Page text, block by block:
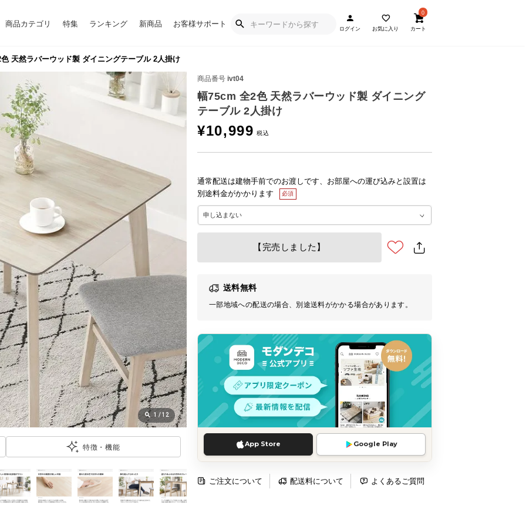
商品カテゴリ 特集 ランキング 新商品 お客様サポート
ログイン お気に入り
0
カート
天然ラバーウッド製 ダイニングテーブル 2人掛け
商品番号 ivt04
幅75cm 全2色 天然ラバーウッド製 ダイニング
テーブル 2人掛け
¥10,999
通常配送は建物手前でのお渡しです、お部屋への運び込みと設置は
別途料金がかかります
【完売しました】
送料無料
一部地域への配送の場合、別途送料がかかる場合があります。
App Store Google Play
ご注文について 配送料について よくあるご質問
1 /12
特徴・機能